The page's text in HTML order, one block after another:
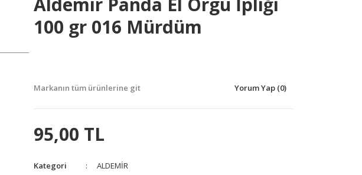
100 gr 016 Mürdüm
Markanın tüm ürünlerine git Yorum Yap (0)
95,00 TL
Kategori
ALDEMİR